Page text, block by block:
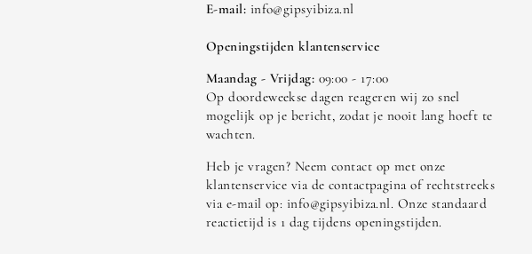
E-mail: info@gipsyibiza.nl
Openingstijden klantenservice
Maandag - Vrijdag: 09:00 - 17:00
Op doordeweekse dagen reageren wij zo snel
mogelijk op je bericht, zodat je nooit lang hoeft te
wachten.
Heb je vragen? Neem contact op met onze
klantenservice via de contactpagina of rechtstreeks
via e-mail op: info@gipsyibiza.nl. Onze standaard
reactietijd is 1 dag tijdens openingstijden.